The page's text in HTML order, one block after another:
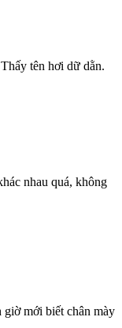
tên hơi dữ dằn.
nhau quá, không
mới biết chân mày